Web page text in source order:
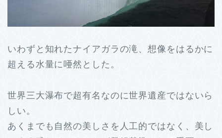
いわずと知れたナイアガラの滝、想像をはるかに
超える水量に唖然とした。
世界三大瀑布で超有名なのに世界遺産ではないら
しい。
あくまでも自然の美しさを人工的ではなく、美し